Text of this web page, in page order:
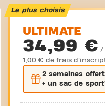
Le plus choisis
ULTIMATE
34,99 € /
1,00 € de frais
2 semaines
+ un sac de